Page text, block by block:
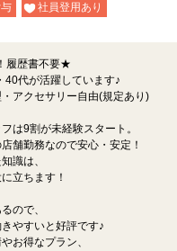
社員登用あり
履歴書不要★
代が活躍しています♪
アクセサリー自由(規定あり)
は9割が未経験スタート。
舗勤務なので安心・安定！
識は、
立ちます！
ので、
やすいと好評です♪
お得なプラン、